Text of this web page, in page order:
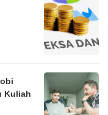
Kuliah